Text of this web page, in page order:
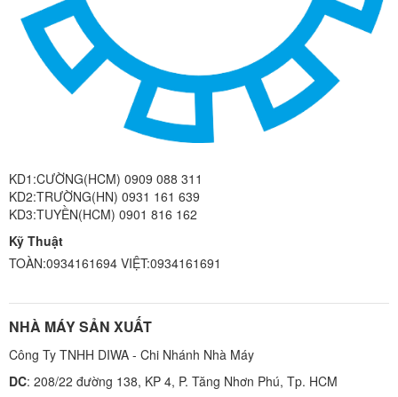
KD1:CƯỜNG(HCM) 0909 088 311
KD2:TRƯỜNG(HN) 0931 161 639
KD3:TUYỀN(HCM) 0901 816 162
Kỹ Thuật
TOÀN:0934161694 VIỆT:0934161691
NHÀ MÁY SẢN XUẤT
Công Ty TNHH DIWA - Chi Nhánh Nhà Máy
DC: 208/22 đường 138, KP 4, P. Tăng Nhơn Phú, Tp. HCM